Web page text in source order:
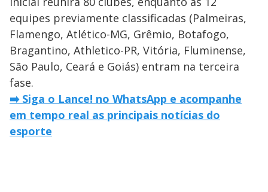
equipes previamente classificadas (Palmeiras,
Flamengo, Atlético-MG, Grêmio, Botafogo,
Bragantino, Athletico-PR, Vitória, Fluminense,
São Paulo, Ceará e Goiás) entram na terceira
fase.
➡️ Siga o Lance! no WhatsApp e acompanhe
em tempo real as principais notícias do
esporte